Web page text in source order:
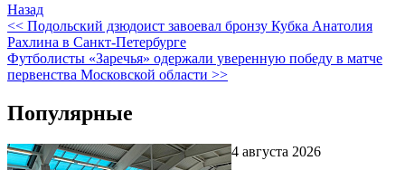
Назад
<< Подольский дзюдоист завоевал бронзу Кубка Анатолия
Рахлина в Санкт-Петербурге
Футболисты «Заречья» одержали уверенную победу в матче
первенства Московской области >>
Популярные
4 августа 2026